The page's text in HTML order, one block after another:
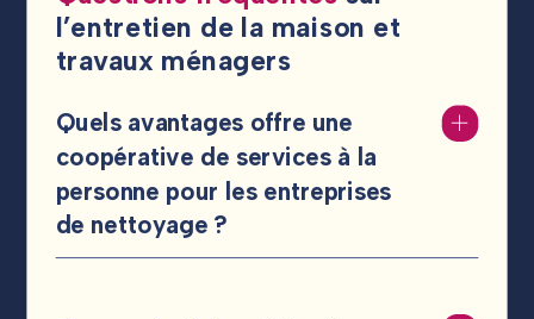
l’entretien de la maison et
travaux ménagers
Quels avantages offre une
coopérative de services à la
personne pour les entreprises
de nettoyage ?